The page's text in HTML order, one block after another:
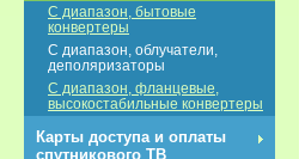
С диапазон, бытовые
конвертеры
С диапазон, oблучатели,
деполяризаторы
С диапазон, фланцевые,
высокостабильные конвертеры
Карты доступа и оплаты
спутникового ТВ